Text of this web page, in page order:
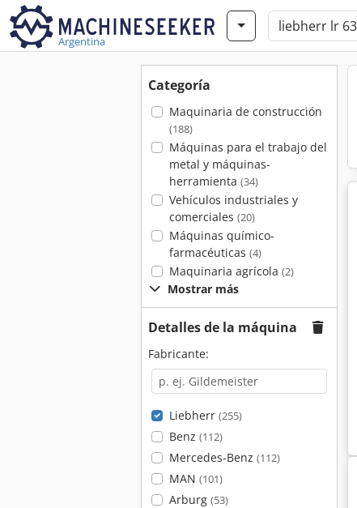
Argentina
Categoría
Maquinaria de construcción
(188)
Máquinas para el trabajo del
metal y máquinas-
herramienta (34)
Vehículos industriales y
comerciales (20)
Máquinas químico-
farmacéuticas (4)
Maquinaria agrícola (2)
Mostrar más
Detalles de la máquina
Fabricante:
Liebherr (255)
Benz (112)
Mercedes-Benz (112)
MAN (101)
Arburg (53)